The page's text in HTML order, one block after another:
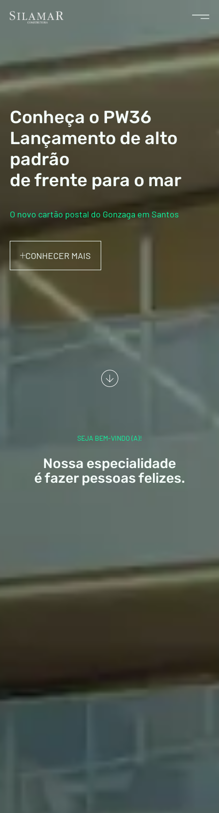
Conheça o PW36
Lançamento de alto
padrão
de frente para o mar
O novo cartão postal do Gonzaga em Santos
CONHECER MAIS
SEJA BEM-VINDO (A)!
Nossa especialidade
é fazer pessoas felizes.